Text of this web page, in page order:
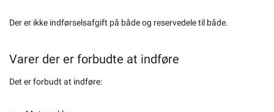
Der er ikke indførselsafgift på både og reservedele til både.
Varer der er forbudte at indføre
Det er forbudt at indføre: